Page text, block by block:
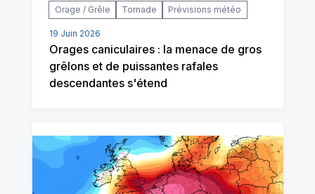
Orage / Grêle Tornade Prévisions météo
19 Juin 2026
Orages caniculaires : la menace de gros
grêlons et de puissantes rafales
descendantes s'étend